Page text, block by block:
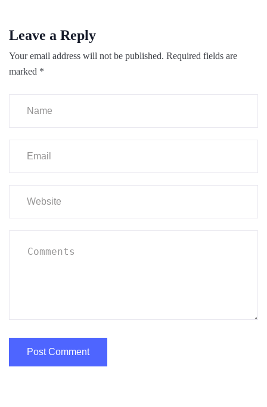
Leave a Reply
Your email address will not be published. Required fields are
marked *